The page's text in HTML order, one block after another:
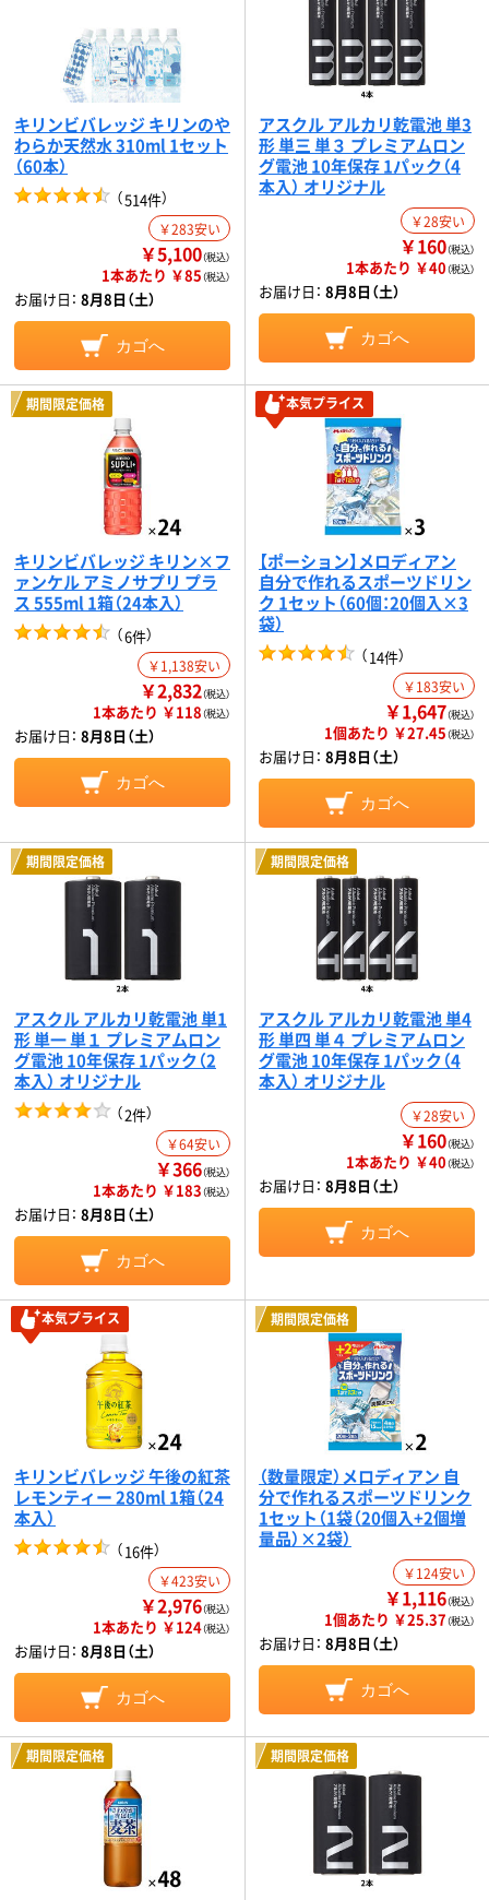
キリンビバレッジ キリンのや
わらか天然水 310ml 1セット
（60本）
（514件）
￥283安い
￥5,100（税込）
1本あたり ￥85（税込）
お届け日： 8月8日（土）
カゴへ
アスクル アルカリ乾電池 単3
形 単三 単３ プレミアムロン
グ電池 10年保存 1パック（4
本入） オリジナル
￥28安い
￥160（税込）
1本あたり ￥40（税込）
お届け日： 8月8日（土）
カゴへ
期間限定価格
キリンビバレッジ キリン×フ
ァンケル アミノサプリ プラ
ス 555ml 1箱（24本入）
（6件）
￥1,138安い
￥2,832（税込）
1本あたり ￥118（税込）
お届け日： 8月8日（土）
カゴへ
本気プライス
【ポーション】メロディアン
自分で作れるスポーツドリン
ク 1セット（60個：20個入×3
袋）
（14件）
￥183安い
￥1,647（税込）
1個あたり ￥27.45（税込）
お届け日： 8月8日（土）
カゴへ
期間限定価格
アスクル アルカリ乾電池 単1
形 単一 単１ プレミアムロン
グ電池 10年保存 1パック（2
本入） オリジナル
（2件）
￥64安い
￥366（税込）
1本あたり ￥183（税込）
お届け日： 8月8日（土）
カゴへ
期間限定価格
アスクル アルカリ乾電池 単4
形 単四 単４ プレミアムロン
グ電池 10年保存 1パック（4
本入） オリジナル
￥28安い
￥160（税込）
1本あたり ￥40（税込）
お届け日： 8月8日（土）
カゴへ
本気プライス
キリンビバレッジ 午後の紅茶
レモンティー 280ml 1箱（24
本入）
（16件）
￥423安い
￥2,976（税込）
1本あたり ￥124（税込）
お届け日： 8月8日（土）
カゴへ
期間限定価格
（数量限定）メロディアン 自
分で作れるスポーツドリンク
1セット（1袋（20個入+2個増
量品）×2袋）
￥124安い
￥1,116（税込）
1個あたり ￥25.37（税込）
お届け日： 8月8日（土）
カゴへ
期間限定価格 期間限定価格